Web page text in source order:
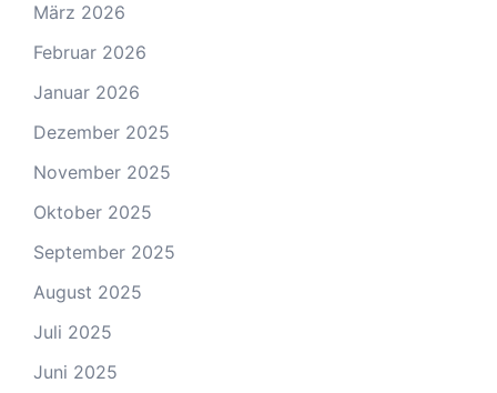
März 2026
Februar 2026
Januar 2026
Dezember 2025
November 2025
Oktober 2025
September 2025
August 2025
Juli 2025
Juni 2025